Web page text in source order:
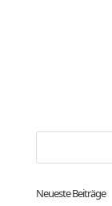
Neueste Beiträge